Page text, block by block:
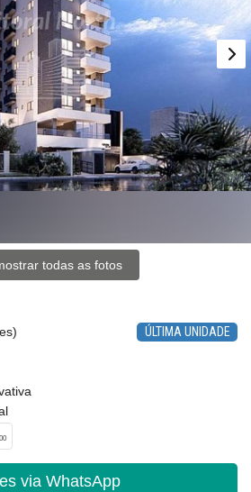
todas as fotos
ÚLTIMA UNIDADE
00
via WhatsApp